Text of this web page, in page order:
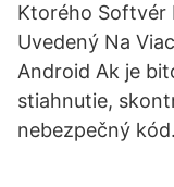
Ktorého Softvér
Uvedený Na
Android Ak je
stiahnutie,
nebezpečný kód.